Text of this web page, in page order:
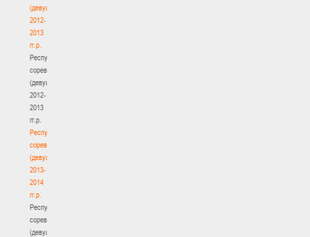
(девушки)
2012-
2013
гг.р.
Республиканские
соревнования
(девушки)
2012-
2013
гг.р.
Республиканские
соревнования
(девушки)
2013-
2014
гг.р.
Республиканские
соревнования
(девушки)